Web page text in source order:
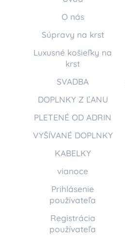
O nás
Súpravy na krst
Luxusné košieľky na
krst
SVADBA
DOPLNKY Z ĽANU
PLETENÉ OD ADRIN
VYŠÍVANÉ DOPLNKY
KABELKY
vianoce
Prihlásenie
používateľa
Registrácia
používateľa